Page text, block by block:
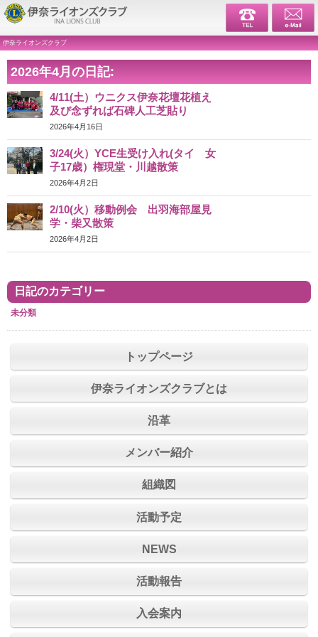
伊奈ライ
伊奈ライオンズクラブ
2026年4月の日記:
4/11(土）ウニクス伊奈花壇花植え
及び念ずれば石碑人工芝貼り
2026年4月16日
3/24(火）YCE生受け入れ(タイ 女
子17歳）権現堂・川越散策
2026年4月2日
2/10(火）移動例会 出羽海部屋見
学・柴又散策
2026年4月2日
日記のカテゴリー
未分類
トップページ
伊奈ライオンズクラブとは
沿革
メンバー紹介
組織図
活動予定
NEWS
活動報告
入会案内